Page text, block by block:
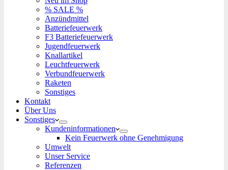
% SALE %
Anzündmittel
Batteriefeuerwerk
F3 Batteriefeuerwerk
Jugendfeuerwerk​
Knallartikel
Leuchtfeuerwerk​
Verbundfeuerwerk
Raketen
Sonstiges
Kontakt
Über Uns
Sonstiges
Kundeninformationen
Kein Feuerwerk ohne Genehmigung
Umwelt
Unser Service
Referenzen